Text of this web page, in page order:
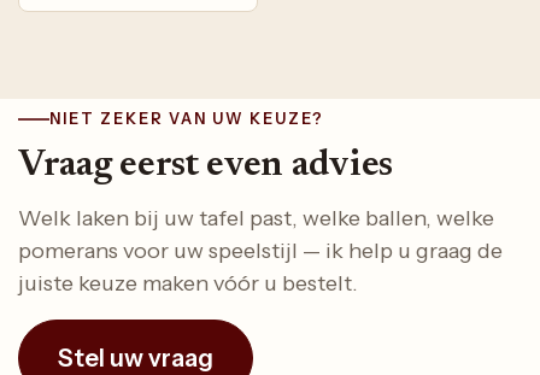
NIET ZEKER VAN UW KEUZE?
Vraag eerst even advies
Welk laken bij uw tafel past, welke ballen, welke
pomerans voor uw speelstijl — ik help u graag de
juiste keuze maken vóór u bestelt.
Stel uw vraag